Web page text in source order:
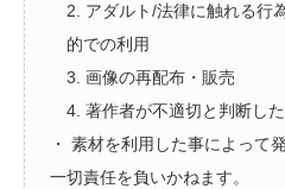
2. アダルト/法律に触れる行
的での利用
3. 画像の再配布・販売
4. 著作者が不適切と判断し
・ 素材を利用した事によって
一切責任を負いかねます。